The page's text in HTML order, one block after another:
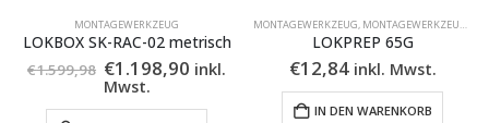
MONTAGEWERKZEUG
LOKBOX SK-RAC-02 metrisch
€1.599,98 Ursprünglicher
Preis
€1.198,90Aktueller
inkl.
Mwst.
MONTAGEWERKZEUG, MONTAGEWERKZEUG
LOKPREP 65G
€12,84 inkl. Mwst.
IN DEN WARENKORB